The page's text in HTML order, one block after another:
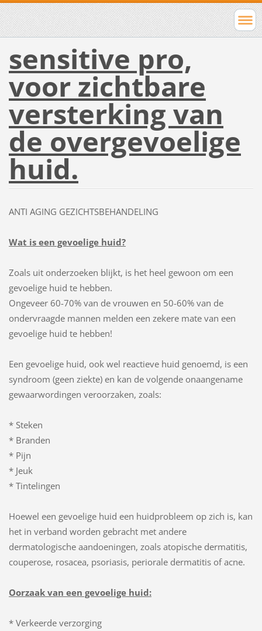
sensitive pro,
voor zichtbare
versterking van
de overgevoelige
huid.
ANTI AGING GEZICHTSBEHANDELING
Wat is een gevoelige huid?
Zoals uit onderzoeken blijkt, is het heel gewoon om een
gevoelige huid te hebben.
Ongeveer 60-70% van de vrouwen en 50-60% van de
ondervraagde mannen melden een zekere mate van een
gevoelige huid te hebben!
Een gevoelige huid, ook wel reactieve huid genoemd, is een
syndroom (geen ziekte) en kan de volgende onaangename
gewaarwordingen veroorzaken, zoals:
* Steken
* Branden
* Pijn
* Jeuk
* Tintelingen
Hoewel een gevoelige huid een huidprobleem op zich is, kan
het in verband worden gebracht met andere
dermatologische aandoeningen, zoals atopische dermatitis,
couperose, rosacea, psoriasis, periorale dermatitis of acne.
Oorzaak van een gevoelige huid:
* Verkeerde verzorging